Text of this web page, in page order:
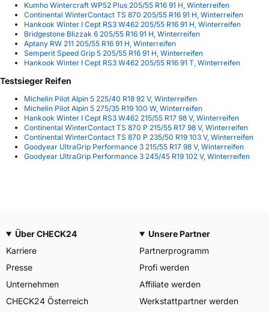
Kumho Wintercraft WP52 Plus 205/55 R16 91 H, Winterreifen
Continental WinterContact TS 870 205/55 R16 91 H, Winterreifen
Hankook Winter I Cept RS3 W462 205/55 R16 91 H, Winterreifen
Bridgestone Blizzak 6 205/55 R16 91 H, Winterreifen
Aptany RW 211 205/55 R16 91 H, Winterreifen
Semperit Speed Grip 5 205/55 R16 91 H, Winterreifen
Hankook Winter I Cept RS3 W462 205/55 R16 91 T, Winterreifen
Testsieger Reifen
Michelin Pilot Alpin 5 225/40 R18 92 V, Winterreifen
Michelin Pilot Alpin 5 275/35 R19 100 W, Winterreifen
Hankook Winter I Cept RS3 W462 215/55 R17 98 V, Winterreifen
Continental WinterContact TS 870 P 215/55 R17 98 V, Winterreifen
Continental WinterContact TS 870 P 235/50 R19 103 V, Winterreifen
Goodyear UltraGrip Performance 3 215/55 R17 98 V, Winterreifen
Goodyear UltraGrip Performance 3 245/45 R19 102 V, Winterreifen
Über CHECK24
Karriere
Presse
Unternehmen
CHECK24 Österreich
Unsere Partner
Partnerprogramm
Profi werden
Affiliate werden
Werkstattpartner werden